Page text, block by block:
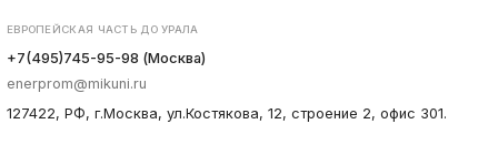
ЕВРОПЕЙСКАЯ ЧАСТЬ ДО УРАЛА
+7(495)745-95-98 (Москва)
enerprom@mikuni.ru
127422, РФ, г.Москва, ул.Костякова, 12, строение 2, офис 301.